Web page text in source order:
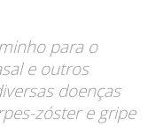
para o
e outros
doenças
zóster e gripe